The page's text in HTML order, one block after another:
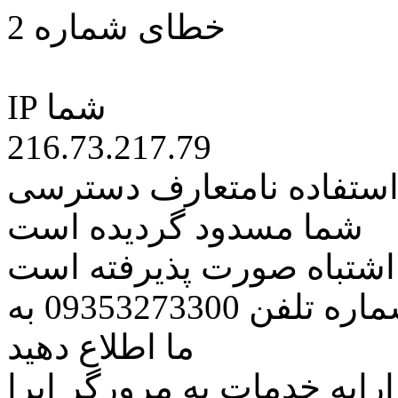
خطای شماره 2
IP شما
216.73.217.79
نامتعارف دسترسی
شما مسدود گردیده است
اشتباه صورت پذیرفته است
مراتب این مسئله را از طریق شماره تلفن 09353273300 به
ما اطلاع دهید
خدمات به مرورگر اپرا